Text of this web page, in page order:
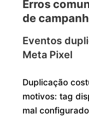
Erros
de
Eventos
Meta Pixel
Duplicação
motivos: tag
mal